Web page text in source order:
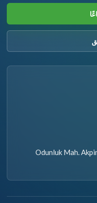
Odunluk Mah.